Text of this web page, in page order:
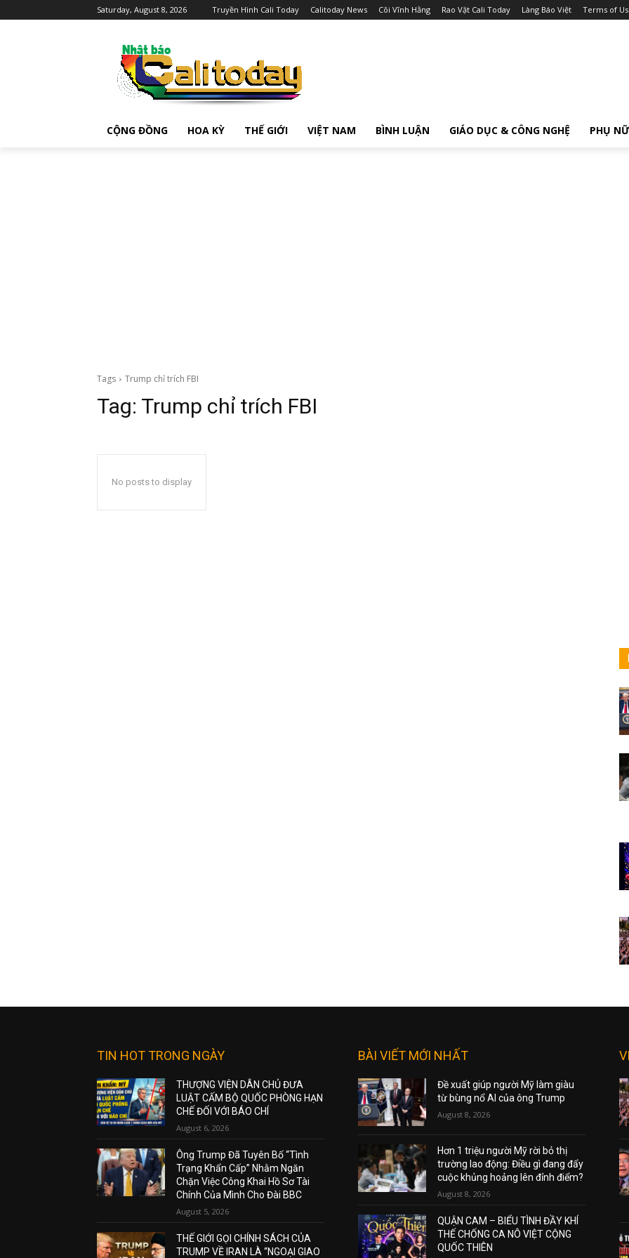
Saturday, August 8, 2026 Truyền Hình Cali Today Calitoday News Cõi Vĩnh Hằng Rao Vặt Cali Today Làng Báo Việt Terms of
CỘNG ĐỒNG HOA KỲ THẾ GIỚI VIỆT NAM BÌNH LUẬN GIÁO DỤC & CÔNG NGHỆ PHỤ NỮ
Tags Trump chỉ trích FBI
Tag: Trump chỉ trích FBI
No posts to display
TIN HOT TRONG NGÀY
THƯỢNG VIỆN DÂN CHỦ ĐƯA
LUẬT CẤM BỘ QUỐC PHÒNG HẠN
CHẾ ĐỐI VỚI BÁO CHÍ
August 6, 2026
Ông Trump Đã Tuyên Bố “Tình
Trạng Khẩn Cấp” Nhằm Ngăn
Chặn Việc Công Khai Hồ Sơ Tài
Chính Của Mình Cho Đài BBC
August 5, 2026
THẾ GIỚI GỌI CHÍNH SÁCH CỦA
TRUMP VỀ IRAN LÀ “NGOẠI GIAO
BÀI VIẾT MỚI NHẤT
Đề xuất giúp người Mỹ làm giàu
từ bùng nổ AI của ông Trump
August 8, 2026
Hơn 1 triệu người Mỹ rời bỏ thị
trường lao động: Điều gì đang đẩy
cuộc khủng hoảng lên đỉnh điểm?
August 8, 2026
QUẬN CAM – BIỂU TÌNH ĐẦY KHÍ
THẾ CHỐNG CA NÔ VIỆT CỘNG
QUỐC THIÊN